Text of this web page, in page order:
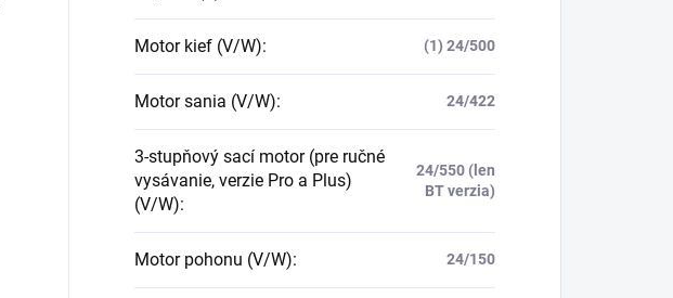
Motor kief (V/W): (1) 24/500
Motor sania (V/W): 24/422
3-stupňový sací motor (pre ručné
vysávanie, verzie Pro a Plus)
(V/W):
24/550 (len
BT verzia)
Motor pohonu (V/W): 24/150